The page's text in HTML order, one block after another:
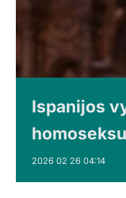
Ispanijos
2026 02 26 04:14